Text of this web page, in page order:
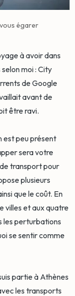
égarer
à avoir dans
moi : City
de Google
avant de
être ravi.
est peu présent
sera votre
transport pour
plusieurs
que le coût. En
villes et aux quatre
les perturbations
se sentir comme
partie à Athènes
les transports